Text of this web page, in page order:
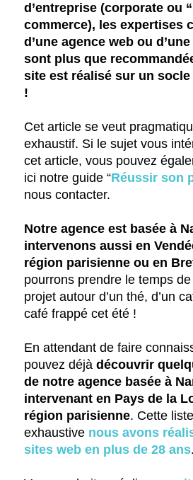
d’entreprise (corporate ou
commerce), les expertises
d’une agence web ou
sont plus que
site est réalisé sur un socle
!
Cet article se veut
exhaustif. Si le sujet vous
cet article, vous pouvez
ici notre guide “Réussir son
nous contacter.
Notre agence est basée à
intervenons aussi en
région parisienne ou en
pourrons prendre le temps
projet autour d’un thé, d’un
café frappé cet été !
En attendant de faire
pouvez déjà découvrir
de notre agence basée à
intervenant en Pays de la
région parisienne. Cette
exhaustive nous avons
sites web en plus de 28 ans.